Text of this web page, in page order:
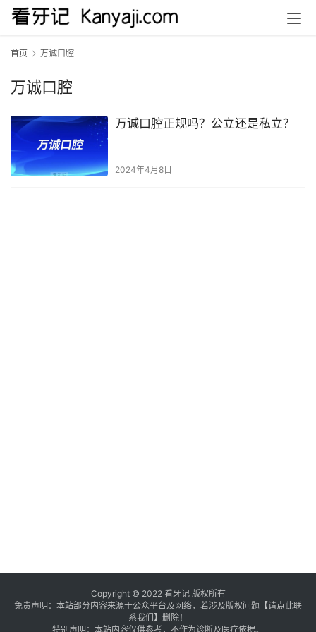
首页 万诚口腔
万诚口腔
万诚口腔正规吗？公立还是私立？
2024年4月8日
Copyright © 2022 看牙记 版权所有
免责声明：本站部分内容来源于公众平台及网络，若涉及版权问题【请点此联
系我们 】 删除！
特别声明：本站内容仅供参考，不作为诊断及医疗依据。